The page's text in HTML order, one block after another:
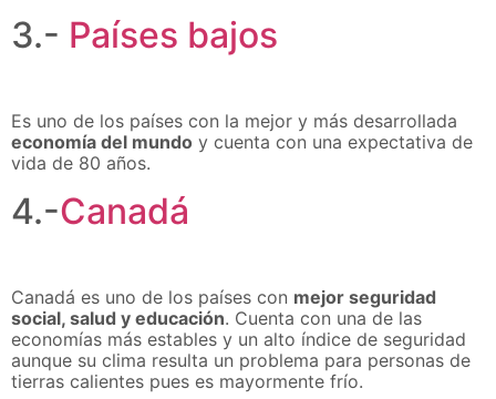
3.- Países bajos
Es uno de los países con la mejor y más desarrollada
economía del mundo y cuenta con una expectativa de
vida de 80 años.
4.-Canadá
Canadá es uno de los países con mejor seguridad
social, salud y educación. Cuenta con una de las
economías más estables y un alto índice de seguridad
aunque su clima resulta un problema para personas de
tierras calientes pues es mayormente frío.